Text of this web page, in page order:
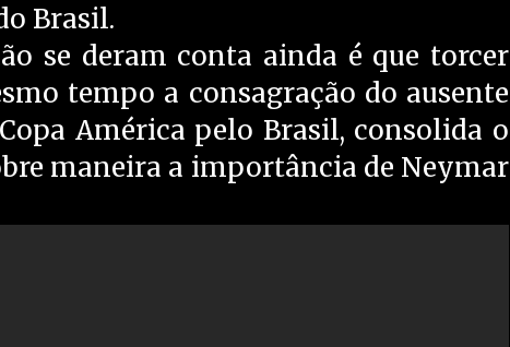
Brasil.
se deram conta ainda é que torcer
tempo a consagração do ausente
América pelo Brasil, consolida o
maneira a importância de Neymar